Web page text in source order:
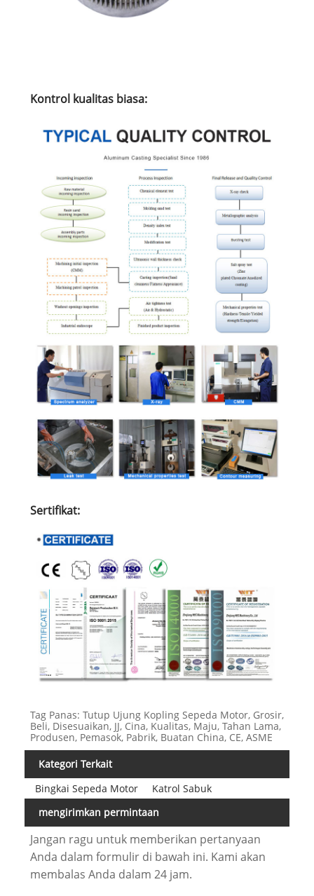
Kontrol kualitas biasa:
Sertifikat:
Tag Panas: Tutup Ujung Kopling Sepeda Motor, Grosir,
Beli, Disesuaikan, JJ, Cina, Kualitas, Maju, Tahan Lama,
Produsen, Pemasok, Pabrik, Buatan China, CE, ASME
Kategori Terkait
Bingkai Sepeda Motor
Katrol Sabuk
mengirimkan permintaan
Jangan ragu untuk memberikan pertanyaan
Anda dalam formulir di bawah ini. Kami akan
membalas Anda dalam 24 jam.